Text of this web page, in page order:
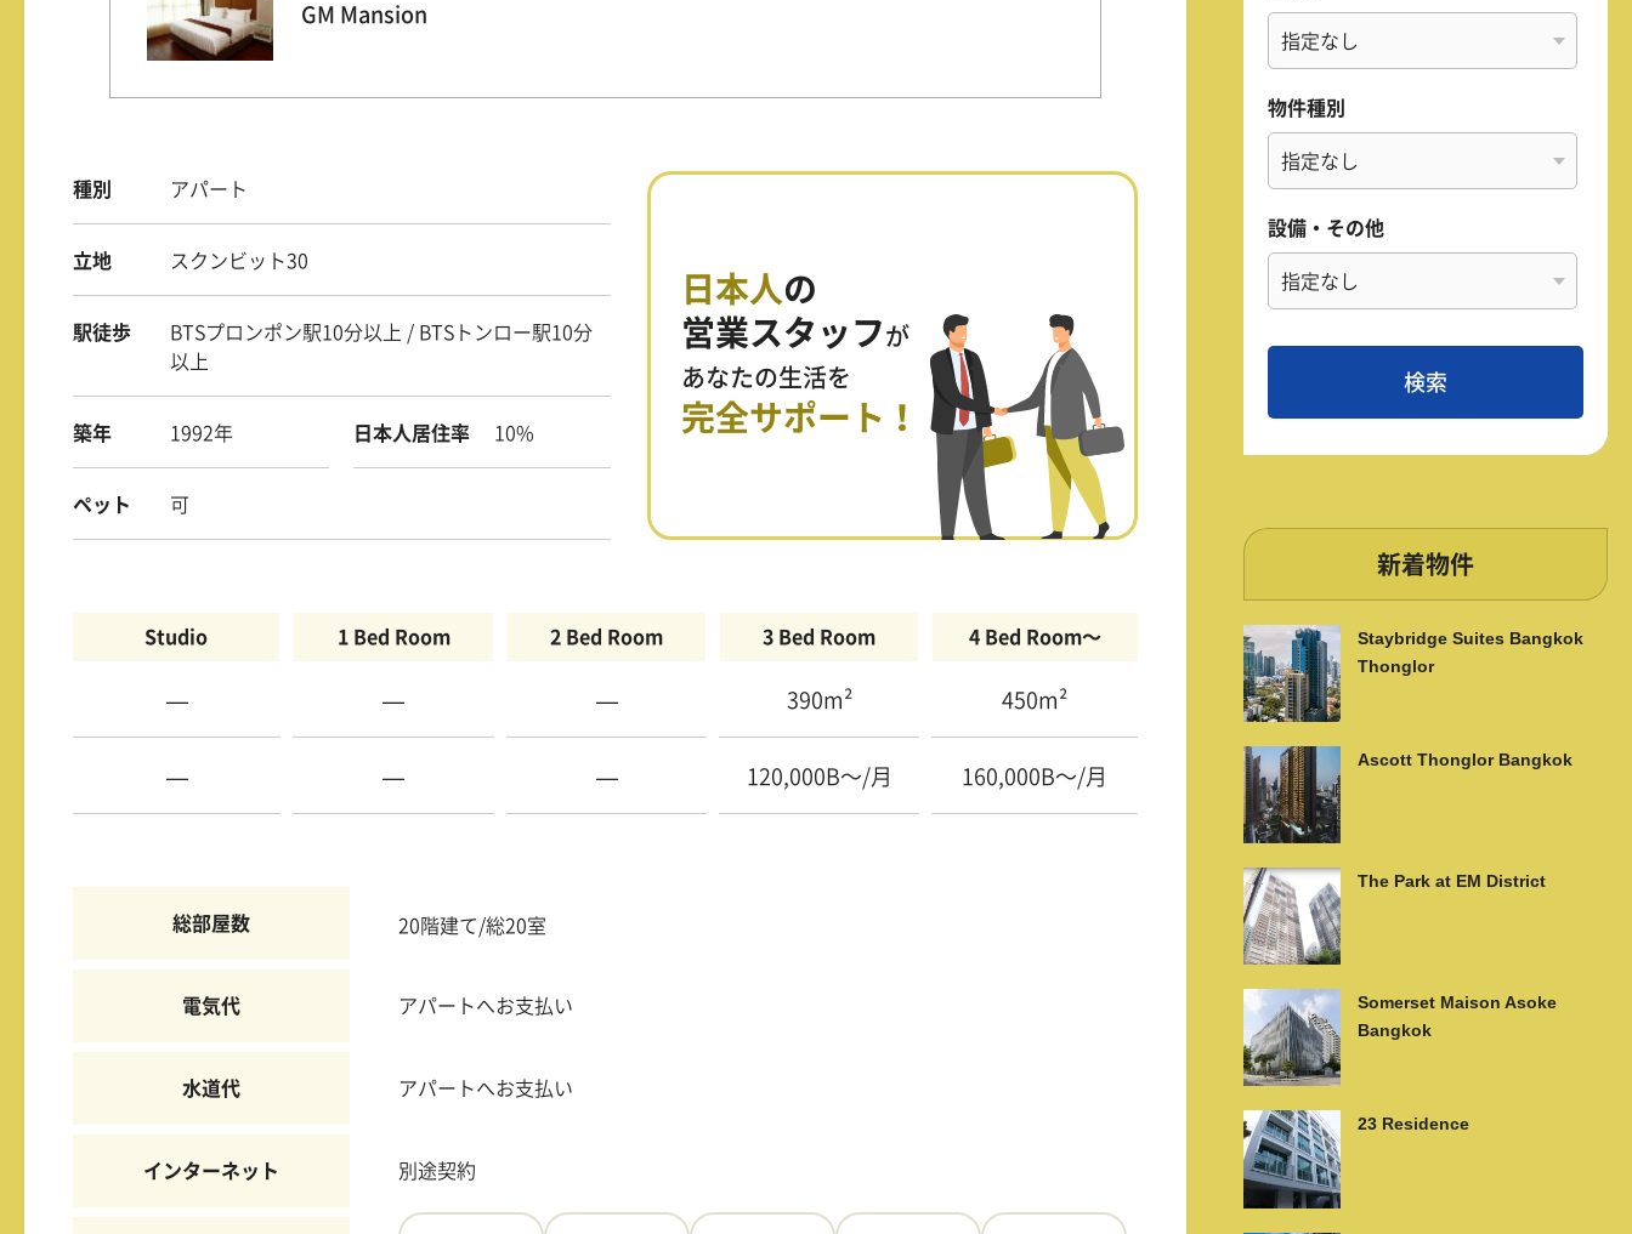
GM Mansion
種別 アパート
立地 スクンビット30
駅徒歩
BTSプロンポン駅10分以上 / BTSトンロー駅10分
以上
築年 1992年 日本人居住率 10%
ペット 可
日本人 の
営業スタッフ が
あなたの生活を
完全サポート！
Studio 1 Bed Room 2 Bed Room 3 Bed Room 4 Bed Room〜
— — — 390m² 450m²
— — — 120,000B〜/月 160,000B〜/月
総部屋数 20階建て/総20室
電気代 アパートへお支払い
水道代 アパートへお支払い
インターネット 別途契約
物件種別
設備・その他
新着物件
Staybridge Suites Bangkok
Thonglor
Ascott Thonglor Bangkok
The Park at EM District
Somerset Maison Asoke
Bangkok
23 Residence